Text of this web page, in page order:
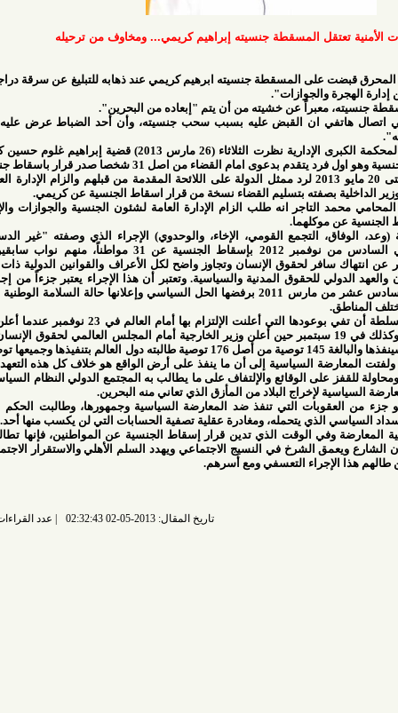
المسقطة جنسيته إبراهيم كريمي... ومخاوف من ترحيله
المسقطة جنسيته ابرهيم كريمي عند ذهابه للتبليغ عن سرقة دراجة نارية وتم
عن خشيته من أن يتم "إبعاده من البحرين".
ان القبض عليه بسبب سحب جنسيته، وأن أحد الضباط عرض عليه امر سحب
وذكر المحامي عبدالله زين الدين ان المحكمة الكبرى الإدارية نظرت الثلاثاء (26 مارس 2013) قضية إبراهيم غلوم حسين كريمي، وهو
القضاء من اصل 31 شخصا صدر قرار باسقاط جنسياتهم.
وأضاف ان المحكمة ارجأت القضية حتى 20 مايو 2013 لرد ممثل الدولة على اللائحة المقدمة من قبلهم والزام الإدارة العامة لشئون
بصفته بتسليم القضاء نسخة من قرار اسقاط الجنسية عن كريمي.
انه طلب الزام الإدارة العامة لشئون الجنسية والجوازات والإقامة ووزير
موكلهما.
القومي، الإخاء، والوحدوي) الإجراء الذي وصفته "غير الدستوري وغير
القانوني" الذي اتخذته السلطات في السادس من نوفمبر 2012 بإسقاط الجنسية عن 31 مواطناً، منهم نواب سابقين ومحامين
لحقوق الإنسان وتجاوز واضح لكل الأعراف والقوانين الدولية ذات الصلة وفي
للحقوق المدنية والسياسية. وتعتبر أن هذا الإجراء يعتبر جزءاً من إجراءات ونهج
الدولة الأمنية الذي سارت عليه منذ السادس عشر من مارس 2011 برفضها الحل السياسي وإعلانها حالة السلامة الوطنية "الطوارئ"
وقالت قوى المعارضة إنه كان على السلطة أن تفي بوعودها التي أعلنت الإلتزام بها أمام العالم في 23 نوفمبر عندما أعلن الحكم أنه
سينفذ توصيات لجنة تقصي الحقائق، وكذلك في 19 سبتمبر حين أعلن وزير الخارجية أمام المجلس العالمي لحقوق الإنسان بجنيف أن
نظامه سينفذ التوصيات التي قال أنه سينفذها والبالغة 145 توصية من أصل 176 توصية طالبته دول العالم بتنفيذها وجميعها توصيات تتعلق
السياسية إلى أن ما ينفذ على أرض الواقع هو خلاف كل هذه التعهدات مما يعد
الوقائع والإلتفاف على ما يطالب به المجتمع الدولي النظام السياسي بضرورة
البلاد من المأزق الذي تعاني منه البحرين.
التي تنفذ ضد المعارضة السياسية وجمهورها، وطالبت الحكم التوقف عن
الذي يتحمله، ومغادرة عقلية تصفية الحسابات التي لن يكسب منها أحد.
الوقت الذي تدين قرار إسقاط الجنسية عن المواطنين، فإنها تطالب السلطة
الشرخ في النسيج الاجتماعي ويهدد السلم الأهلي والاستقرار الاجتماعي. وتؤكد
التعسفي ومع أسرهم.
عدد القراءات: 7244 قراءة |